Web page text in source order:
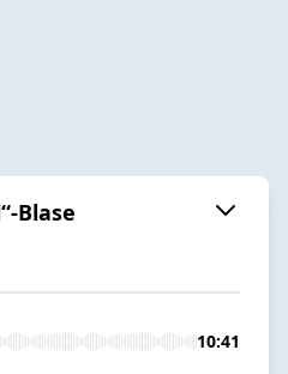
Blase
10:41